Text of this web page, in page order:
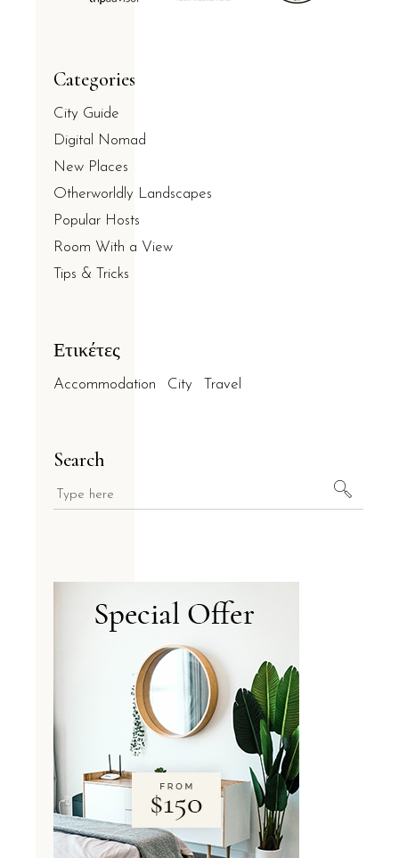
Categories
City Guide
Digital Nomad
New Places
Otherworldly Landscapes
Popular Hosts
Room With a View
Tips & Tricks
Ετικέτες
Accommodation City Travel
Search